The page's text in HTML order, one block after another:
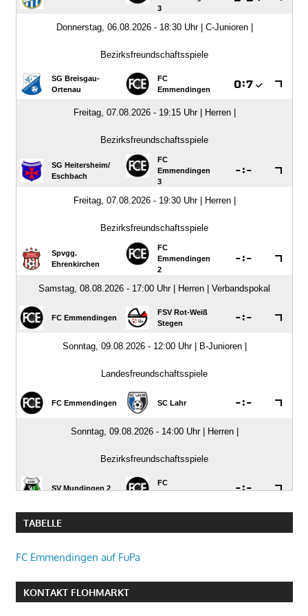
TABELLE
FC Emmendingen auf FuPa
KONTAKT FLOHMARKT